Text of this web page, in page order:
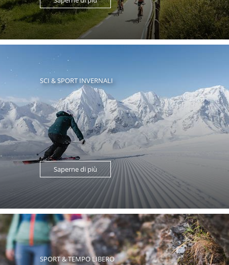
SCI & SPORT INVERNALI
Saperne di più
SPORT & TEMPO LIBERO